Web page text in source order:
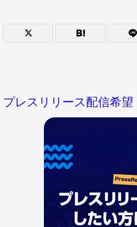
プレスリリース配信希望